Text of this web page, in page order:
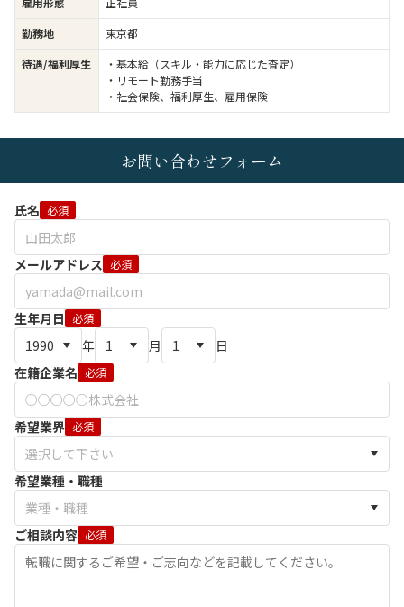
勤務地
東京都
待遇/福利厚生
・基本給（スキル・能力に応じた査定）
・リモート勤務手当
・社会保険、福利厚生、雇用保険
お問い合わせフォーム
氏名 必須
メールアドレス 必須
生年月日 必須
年 月
日
在籍企業名 必須
希望業界 必須
希望業種・職種
ご相談内容 必須